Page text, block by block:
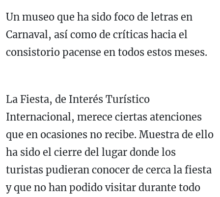
Un museo que ha sido foco de letras en
Carnaval, así como de críticas hacia el
consistorio pacense en todos estos meses.
La Fiesta, de Interés Turístico
Internacional, merece ciertas atenciones
que en ocasiones no recibe. Muestra de ello
ha sido el cierre del lugar donde los
turistas pudieran conocer de cerca la fiesta
y que no han podido visitar durante todo